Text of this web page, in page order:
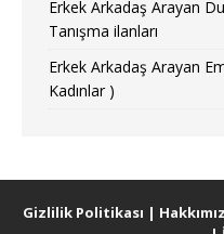
Erkek Arkadaş Arayan
Tanışma ilanları
Erkek Arkadaş Arayan
Kadınlar )
Gizlilik Politikası |